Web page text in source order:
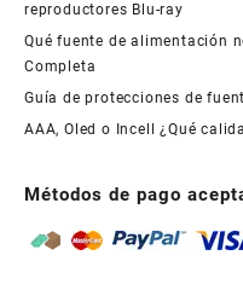
reproductores Blu-ray
Qué fuente de alimentación
Completa
Guía de protecciones de
AAA, Oled o Incell ¿Qué
Métodos de pago